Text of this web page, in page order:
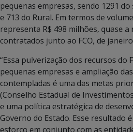
pequenas empresas, sendo 1291
e 713 do Rural. Em termos de
representa R$ 498 milhões, quase a
contratados junto ao FCO, de
“Essa pulverização dos recursos do
pequenas empresas e ampliação
contempladas é uma das metas
(Conselho Estadual de
e uma política estratégica de
Governo do Estado. Esse resultado
esforço em conjunto com as